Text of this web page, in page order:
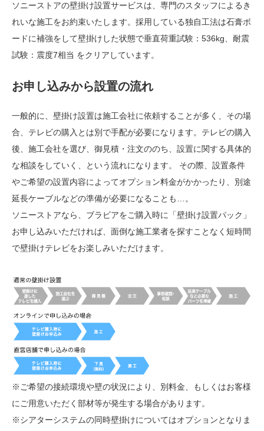
ソニーストアの壁掛け設置サービスは、専門のスタッフによるき
れいな施工をお約束いたします。採用している独自工法は石膏ボ
ードに補強をして壁掛けした状態で垂直荷重試験：536kg、耐震
試験：震度7相当 をクリアしています。
お申し込みから設置の流れ
一般的に、壁掛け設置は施工会社に依頼することが多く、その場
合、テレビの購入とは別で手配が必要になります。テレビの購入
後、施工会社を選び、御見積・注文ののち、設置に関する具体的
な相談をしていく、という流れになります。 その際、設置条件
やご希望の設置内容によってオプション料金がかかったり、別途
延長ケーブルなどの準備が必要になることも…。
ソニーストアなら、ブラビアをご購入時に「壁掛け設置パック」
お申し込みいただければ、面倒な施工業者を探すことなく短時間
で壁掛けテレビをお楽しみいただけます。
※ご希望の接続環境や壁の状況により、別料金、もしくはお客様
にご用意いただく部材等が発生する場合があります。
※シアターシステムの同時壁掛けについてはオプションとなりま